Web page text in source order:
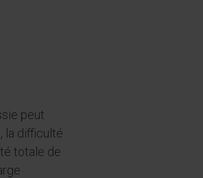
peut
la difficulté
totale de